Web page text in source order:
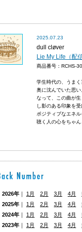
2025.07.23
dull cløver
Lie My Life（配
商品番号：RCHS-
学生時代の、うま
奥に沈んでいた思
なって、この曲が
し影のある印象を
ポジティブなエネ
聴く人の心をちゃ
2026年 ｜ 1月 2月 3月 4月
2025年 ｜ 1月 2月 3月 4月
2024年 ｜ 1月 2月 3月 4月
2023年 ｜ 1月 2月 3月 4月